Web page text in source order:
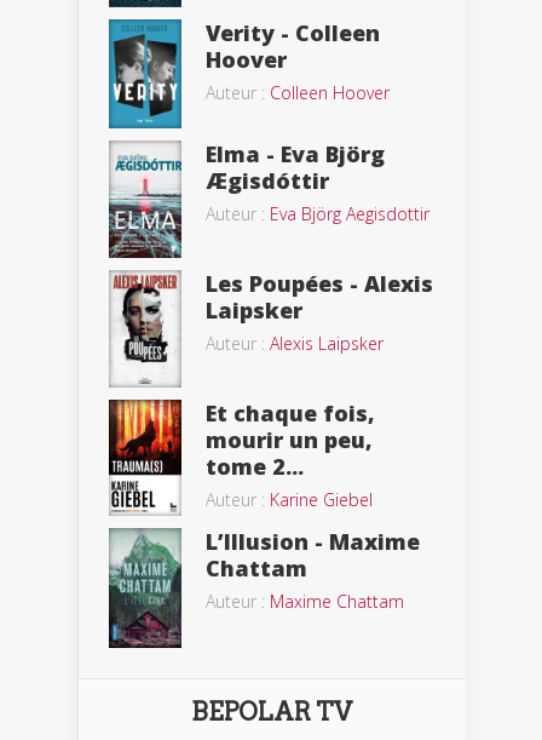
Verity - Colleen
Hoover
Auteur : Colleen Hoover
Elma - Eva Björg
Ægisdóttir
Auteur : Eva Björg Aegisdottir
Les Poupées - Alexis
Laipsker
Auteur : Alexis Laipsker
Et chaque fois,
mourir un peu,
tome 2...
Auteur : Karine Giebel
L’Illusion - Maxime
Chattam
Auteur : Maxime Chattam
BEPOLAR TV